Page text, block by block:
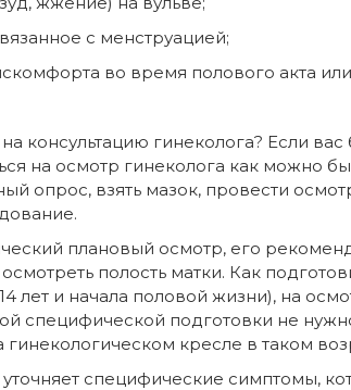
с менструацией;
во время полового акта
консультацию гинеколога? Если
на осмотр гинеколога как можно
опрос, взять мазок, провести
плановый осмотр, его
полость матки. Как
лет и начала половой жизни), на
специфической подготовки не
кресле в таком
специфические симптомы,